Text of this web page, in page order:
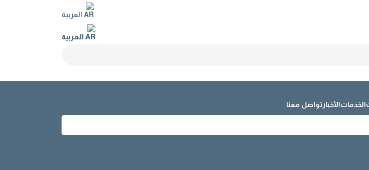
العربية
العربية
الخدماتالأخبار تواصل معنا